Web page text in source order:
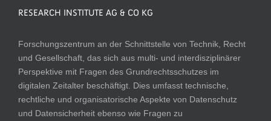
RESEARCH INSTITUTE AG & CO KG
Forschungszentrum an der Schnittstelle von Technik, Recht
und Gesellschaft, das sich aus multi- und interdisziplinärer
Perspektive mit Fragen des Grundrechtsschutzes im
digitalen Zeitalter beschäftigt. Dies umfasst technische,
rechtliche und organisatorische Aspekte von Datenschutz
und Datensicherheit ebenso wie Fragen zu